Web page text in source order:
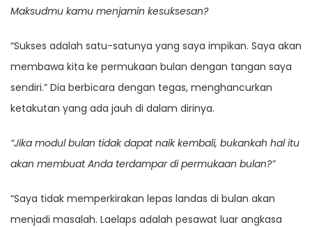
Maksudmu kamu menjamin kesuksesan?
“Sukses adalah satu-satunya yang saya impikan. Saya akan
membawa kita ke permukaan bulan dengan tangan saya
sendiri.” Dia berbicara dengan tegas, menghancurkan
ketakutan yang ada jauh di dalam dirinya.
“Jika modul bulan tidak dapat naik kembali, bukankah hal itu
akan membuat Anda terdampar di permukaan bulan?”
“Saya tidak memperkirakan lepas landas di bulan akan
menjadi masalah. Laelaps adalah pesawat luar angkasa